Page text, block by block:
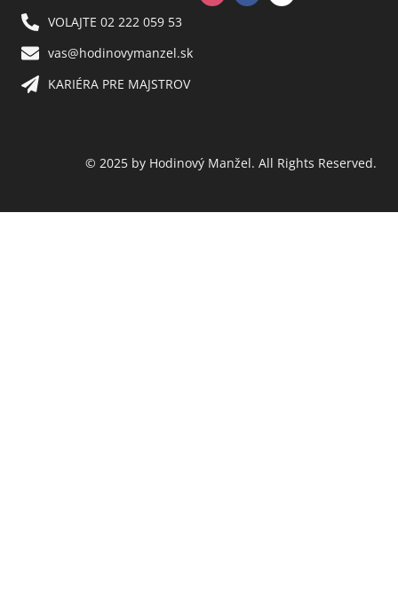
VOLAJTE 02 222 059 53​
vas@hodinovymanzel.sk​
KARIÉRA PRE MAJSTROV​
© 2025 by Hodinový Manžel. All Rights Reserved.